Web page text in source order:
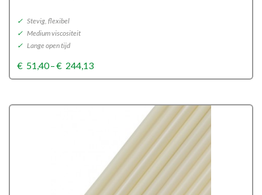
✓ Stevig, flexibel
✓ Medium viscositeit
✓ Lange open tijd
€ 51,40–€ 244,13Price
range: